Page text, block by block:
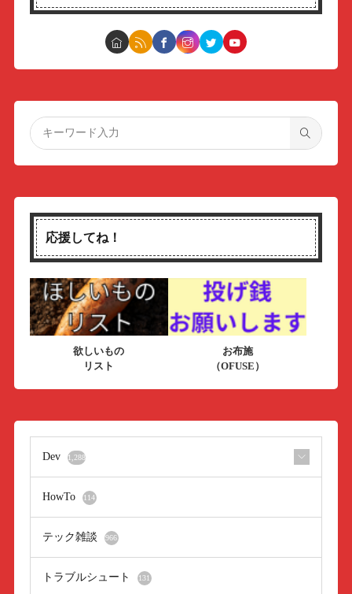
応援してね！
欲しいもの
リスト
お布施
（OFUSE）
Dev 1,288
HowTo 114
テック雑談 966
トラブルシュート 131